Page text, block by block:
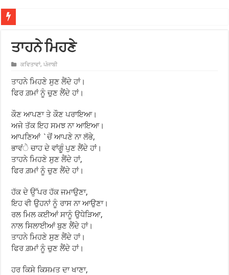
ਤਾਹਨੇ ਮਿਹਣੇ
ਕਵਿਤਾਵਾਂ,ਪੰਜਾਬੀ
ਤਾਹਨੇ ਮਿਹਣੇ ਸੁਣ ਲੈਂਦੇ ਹਾਂ।
ਫਿਰ ਗ਼ਮਾਂ ਨੂੰ ਚੁਣ ਲੈਂਦੇ ਹਾਂ।
ਕੌਣ ਆਪਣਾ ਤੇ ਕੌਣ ਪਰਾਇਆ।
ਅਜੇ ਤੱਕ ਇਹ ਸਮਝ ਨਾ ਆਇਆ।
ਆਪਣਿਆਂ `ਚੋਂ ਆਪਣੇ ਨਾ ਲੱਭੇ,
ਭਾਵਂੇ ਚਾਹ ਦੇ ਵਾਂਗੂੰ ਪੁਣ ਲੈਂਦੇ ਹਾਂ।
ਤਾਹਨੇ ਮਿਹਣੇ ਸੁਣ ਲੈਂਦੇ ਹਾਂ,
ਫਿਰ ਗ਼ਮਾਂ ਨੂੰ ਚੁਣ ਲੈਂਦੇ ਹਾਂ।
ਹੱਕ ਦੇ ਉੱਪਰ ਹੱਕ ਜਮਾਉਣਾ,
ਇਹ ਵੀ ਉਹਨਾਂ ਨੂੰ ਰਾਸ ਨਾ ਆਉਣਾ।
ਰਲ ਮਿਲ ਕਈਆਂ ਸਾਨੂੰ ਉਧੇੜਿਆ,
ਨਾਲ ਸਿਲਾਈਆਂ ਬੁਣ ਲੈਂਦੇ ਹਾਂ।
ਤਾਹਨੇ ਮਿਹਣੇ ਸੁਣ ਲੈਂਦੇ ਹਾਂ।
ਫਿਰ ਗ਼ਮਾਂ ਨੂੰ ਚੁਣ ਲੈਂਦੇ ਹਾਂ।
ਹਰ ਕਿਸੇ ਕਿਸਮਤ ਦਾ ਖਾਣਾ,